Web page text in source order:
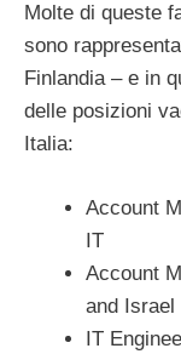
Molte di queste
sono
Finlandia – e in
delle posizioni
Italia:
Account
IT
Account
and
IT